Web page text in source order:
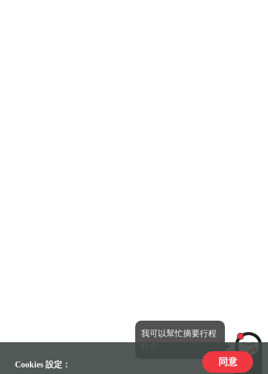
LiLi
我可以幫忙摘要行程
Cookies 設定： 同意